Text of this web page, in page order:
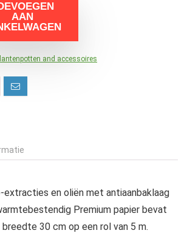
AAN
and accessoires
extracties en oliën met antiaanbaklaag
Premium papier bevat
30 cm op een rol van 5 m.